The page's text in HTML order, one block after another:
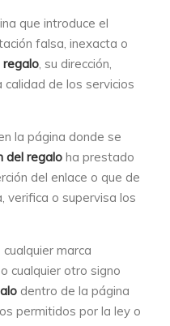
que introduce el
falsa, inexacta o
regalo, su dirección,
de los servicios
la página donde se
del regalo ha prestado
del enlace o que de
verifica o supervisa los
marca
cualquier otro signo
dentro de la página
permitidos por la ley o